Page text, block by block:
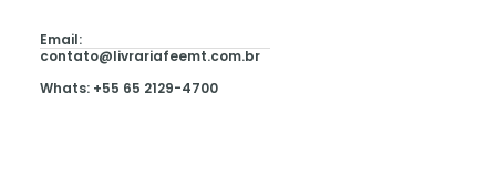
Email:
contato@livrariafeemt.com.br
Whats: +55 65 2129-4700